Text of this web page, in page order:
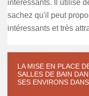
intéressants. Il utilise
sachez qu'il peut
intéressants et très
LA MISE EN PLACE
SALLES DE BAIN
SES ENVIRONS